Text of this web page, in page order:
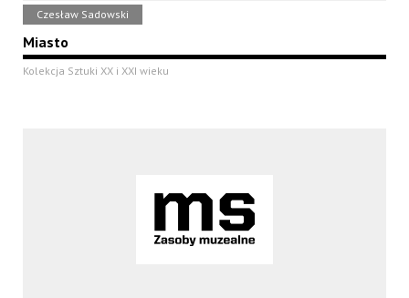
Czesław Sadowski
Miasto
Kolekcja Sztuki XX i XXI wieku